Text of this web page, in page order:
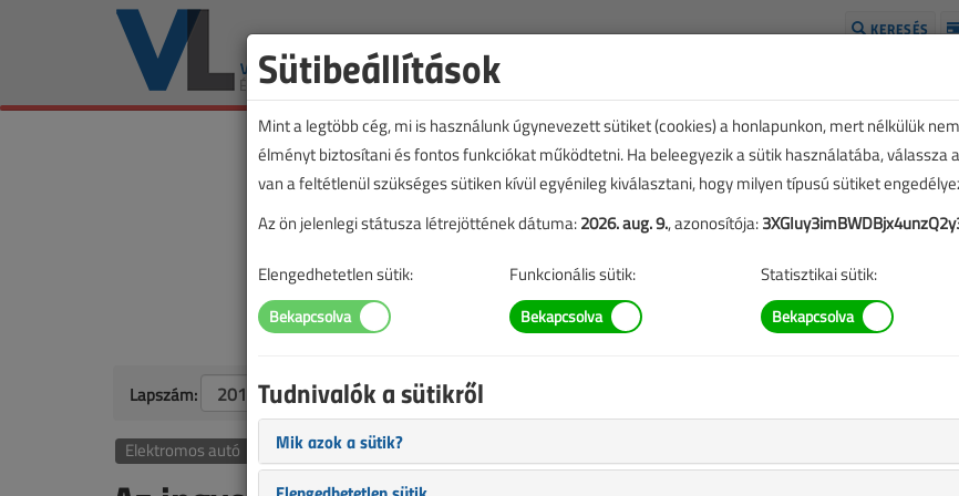
KERESÉS
Lapszám:
Elektromos autó Zöld oldal
Sütibeállítások
Mint a legtöbb cég, mi is használunk úgynevezett sütiket (cookies) a honlapunkon, mert nélkülük
élményt biztosítani és fontos funkciókat működtetni. Ha beleegyezik a sütik használatába, válassza
van a feltétlenül szükséges sütiken kívül egyénileg kiválasztani, hogy milyen típusú sütiket
Az ön jelenlegi státusza létrejöttének dátuma:2026. aug. 9., azonosítója:
Elengedhetetlen sütik: Funkcionális sütik: Statisztikai sütik:
Tudnivalók a sütikről
Mik azok a sütik?